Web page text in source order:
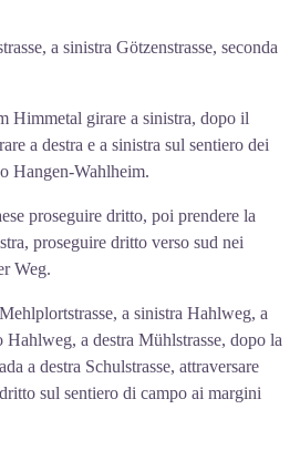
a sinistra Götzenstrasse, seconda
Himmetal girare a sinistra, dopo il
a destra e a sinistra sul sentiero dei
Hangen-Wahlheim.
proseguire dritto, poi prendere la
proseguire dritto verso sud nei
Weg.
a sinistra Hahlweg, a
a destra Mühlstrasse, dopo la
a destra Schulstrasse, attraversare
sul sentiero di campo ai margini